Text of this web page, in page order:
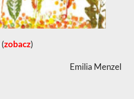
(zobacz)
Emilia Menzel